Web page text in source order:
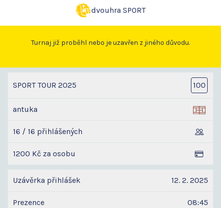
dvouhra SPORT
Turnaj již proběhl nebo je uzavřen z jiného důvodu.
SPORT TOUR 2025 100
antuka
16 / 16 přihlášených
1200 Kč za osobu
Uzávěrka přihlášek 12. 2. 2025
Prezence 08:45